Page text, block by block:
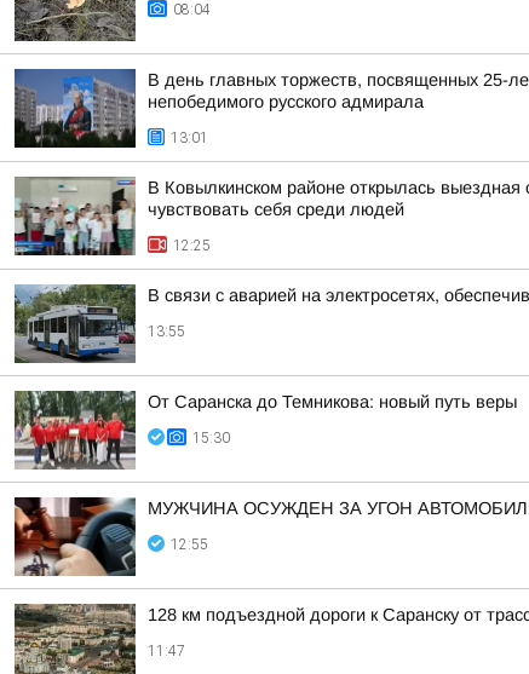
08:04
В день главных торжеств, посвященных 25-
непобедимого русского адмирала
13:01
В Ковылкинском районе открылась выездная
чувствовать себя среди людей
12:25
В связи с аварией на электросетях,
13:55
От Саранска до Темникова: новый путь веры
15:30
МУЖЧИНА ОСУЖДЕН ЗА УГОН
12:55
128 км подъездной дороги к Саранску от
11:47